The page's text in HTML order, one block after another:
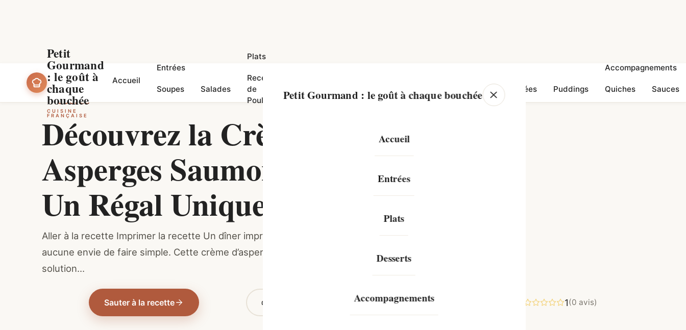
Petit
Gourmand
: le goût à
chaque
bouchée
CUISINE
FRANÇAISE
Accueil
Entrées
Soupes Salades
Plats
Recettes
de
Poulet
gâteaux glacées Puddings
Accompagnements
Quiches Sauces
Petit Gourmand : le goût à chaque bouchée
Accueil
Entrées
Plats
Desserts
Accompagnements
SOUPES
Découvrez la Crème
Asperges Saumon :
Un Régal Unique
Aller à la recette Imprimer la recette Un dîner improvisé, peu de temps, mais
aucune envie de faire simple. Cette crème d’asperges au saumon fumé est ma
solution…
Sauter à la recette Enregistrer Partager 1(0 avis)